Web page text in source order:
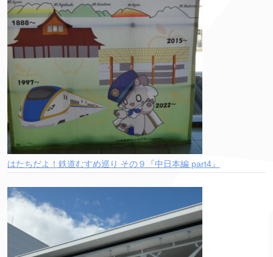
はたちだよ！鉄道むすめ巡り その９『中日本編 part4』